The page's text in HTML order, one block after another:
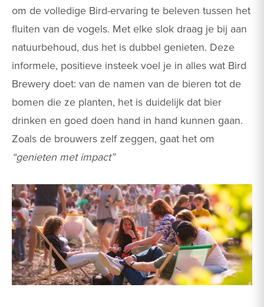
om de volledige Bird-ervaring te beleven tussen het
fluiten van de vogels. Met elke slok draag je bij aan
natuurbehoud, dus het is dubbel genieten. Deze
informele, positieve insteek voel je in alles wat Bird
Brewery doet: van de namen van de bieren tot de
bomen die ze planten, het is duidelijk dat bier
drinken en goed doen hand in hand kunnen gaan.
Zoals de brouwers zelf zeggen, gaat het om
“genieten met impact”